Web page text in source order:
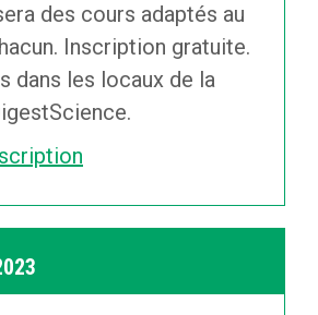
des cours adaptés au
Inscription gratuite.
dans les locaux de la